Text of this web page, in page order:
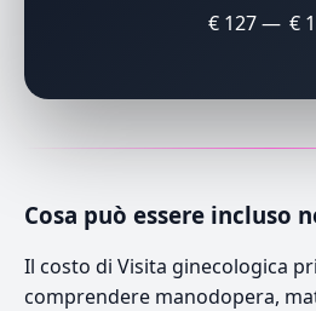
€ 127 — €
Cosa può essere incluso
Il costo di Visita ginecologica
comprendere manodopera,